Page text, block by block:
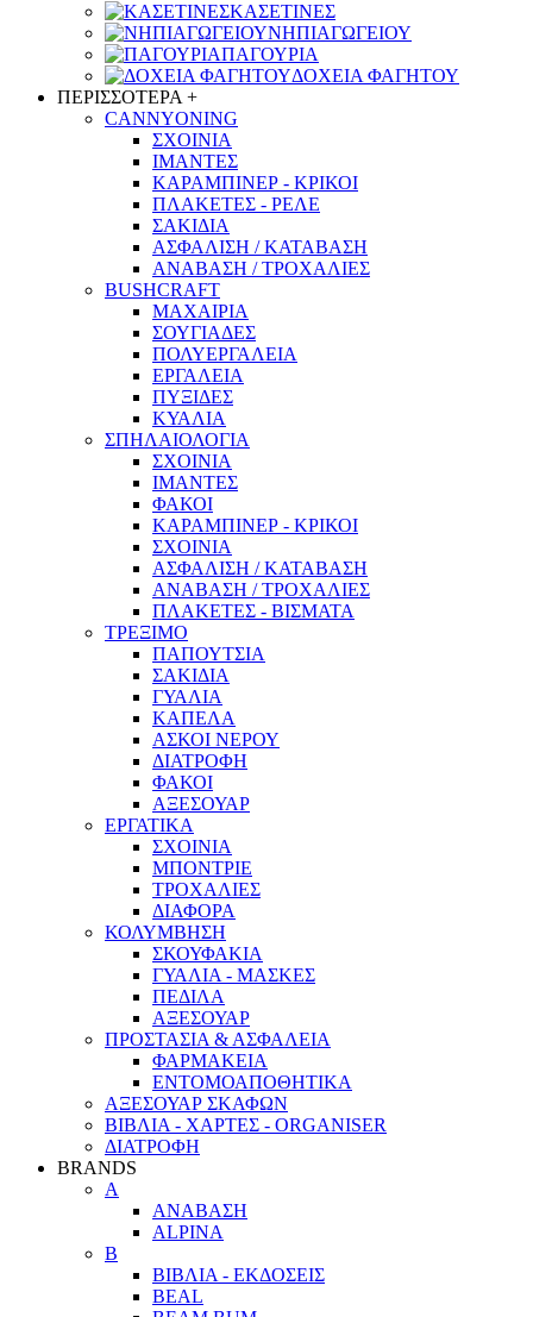
ΚΑΣΕΤΙΝΕΣ
ΝΗΠΙΑΓΩΓΕΙΟΥ
ΠΑΓΟΥΡΙΑ
ΔΟΧΕΙΑ ΦΑΓΗΤΟΥ
ΠΕΡΙΣΣΟΤΕΡΑ +
CANNYONING
ΣΧΟΙΝΙΑ
ΙΜΑΝΤΕΣ
ΚΑΡΑΜΠΙΝΕΡ - ΚΡΙΚΟΙ
ΠΛΑΚΕΤΕΣ - ΡΕΛΕ
ΣΑΚΙΔΙΑ
ΑΣΦΑΛΙΣΗ / ΚΑΤΑΒΑΣΗ
ΑΝΑΒΑΣΗ / ΤΡΟΧΑΛΙΕΣ
BUSHCRAFT
ΜΑΧΑΙΡΙΑ
ΣΟΥΓΙΑΔΕΣ
ΠΟΛΥΕΡΓΑΛΕΙΑ
ΕΡΓΑΛΕΙΑ
ΠΥΞΙΔΕΣ
ΚΥΑΛΙΑ
ΣΠΗΛΑΙΟΛΟΓΙΑ
ΣΧΟΙΝΙΑ
ΙΜΑΝΤΕΣ
ΦΑΚΟΙ
ΚΑΡΑΜΠΙΝΕΡ - ΚΡΙΚΟΙ
ΣΧΟΙΝΙΑ
ΑΣΦΑΛΙΣΗ / ΚΑΤΑΒΑΣΗ
ΑΝΑΒΑΣΗ / ΤΡΟΧΑΛΙΕΣ
ΠΛΑΚΕΤΕΣ - ΒΙΣΜΑΤΑ
ΤΡΕΞΙΜΟ
ΠΑΠΟΥΤΣΙΑ
ΣΑΚΙΔΙΑ
ΓΥΑΛΙΑ
ΚΑΠΕΛΑ
ΑΣΚΟΙ ΝΕΡΟΥ
ΔΙΑΤΡΟΦΗ
ΦΑΚΟΙ
ΑΞΕΣΟΥΑΡ
ΕΡΓΑΤΙΚΑ
ΣΧΟΙΝΙΑ
ΜΠΟΝΤΡΙΕ
ΤΡΟΧΑΛΙΕΣ
ΔΙΑΦΟΡΑ
ΚΟΛΥΜΒΗΣΗ
ΣΚΟΥΦΑΚΙΑ
ΓΥΑΛΙΑ - ΜΑΣΚΕΣ
ΠΕΔΙΛΑ
ΑΞΕΣΟΥΑΡ
ΠΡΟΣΤΑΣΙΑ & ΑΣΦΑΛΕΙΑ
ΦΑΡΜΑΚΕΙΑ
ΕΝΤΟΜΟΑΠΟΘΗΤΙΚΑ
ΑΞΕΣΟΥΑΡ ΣΚΑΦΩΝ
ΒΙΒΛΙΑ - ΧΑΡΤΕΣ - ORGANISER
ΔΙΑΤΡΟΦΗ
BRANDS
A
ΑΝΑΒΑΣΗ
ALPINA
Β
ΒΙΒΛΙΑ - ΕΚΔΟΣΕΙΣ
BEAL